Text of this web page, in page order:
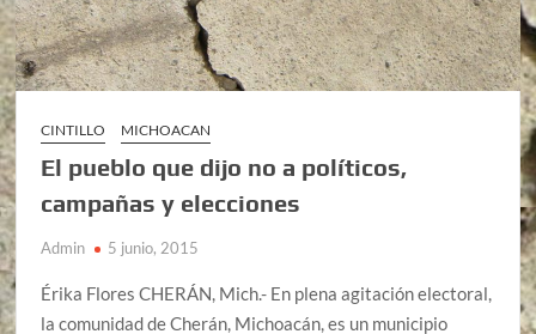
CINTILLO MICHOACAN
El pueblo que dijo no a políticos,
campañas y elecciones
Admin 5 junio, 2015
Érika Flores CHERÁN, Mich.- En plena agitación electoral,
la comunidad de Cherán, Michoacán, es un municipio